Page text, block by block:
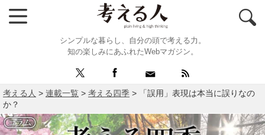
シンプルな暮らし、自分の頭で考える力。
知の楽しみにあふれたWebマガジン。
考える人 > 連載一覧 > 考える四季 >
「誤用」表現は本当に誤りなの
か？